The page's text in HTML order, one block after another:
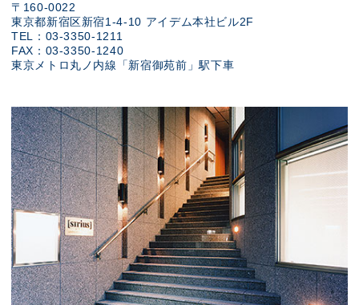
〒160-0022
東京都新宿区新宿1-4-10 アイデム本社ビル2F
TEL：03-3350-1211
FAX：03-3350-1240
東京メトロ丸ノ内線「新宿御苑前」駅下車